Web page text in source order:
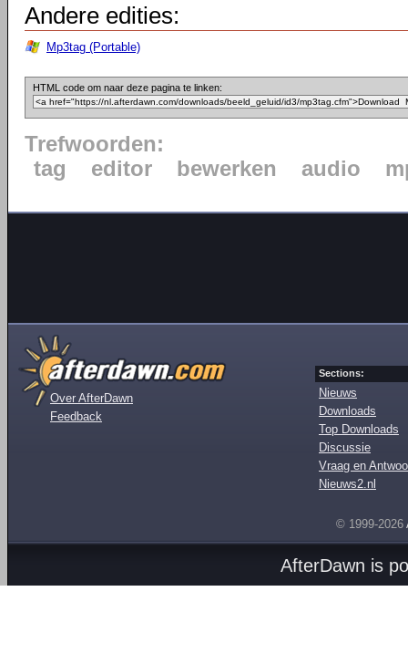
Andere edities:
Mp3tag (Portable)
HTML code om naar deze pagina te linken:
Trefwoorden:
tag
editor bewerken audio
Over AfterDawn
Feedback
Sections:
Nieuws
Downloads
Top Downloads
Discussie
Vraag en
Nieuws2.nl
© 1999-2026
AfterDawn is